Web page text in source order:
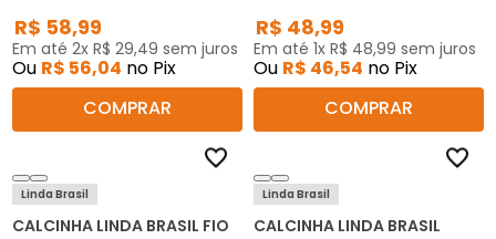
R$ 58,99
Em até 2x R$ 29,49 sem juros
Ou R$ 56,04 no Pix
COMPRAR
R$ 48,99
Em até 1x R$ 48,99 sem juros
Ou R$ 46,54 no Pix
COMPRAR
Linda Brasil
CALCINHA LINDA BRASIL FIO
Linda Brasil
CALCINHA LINDA BRASIL